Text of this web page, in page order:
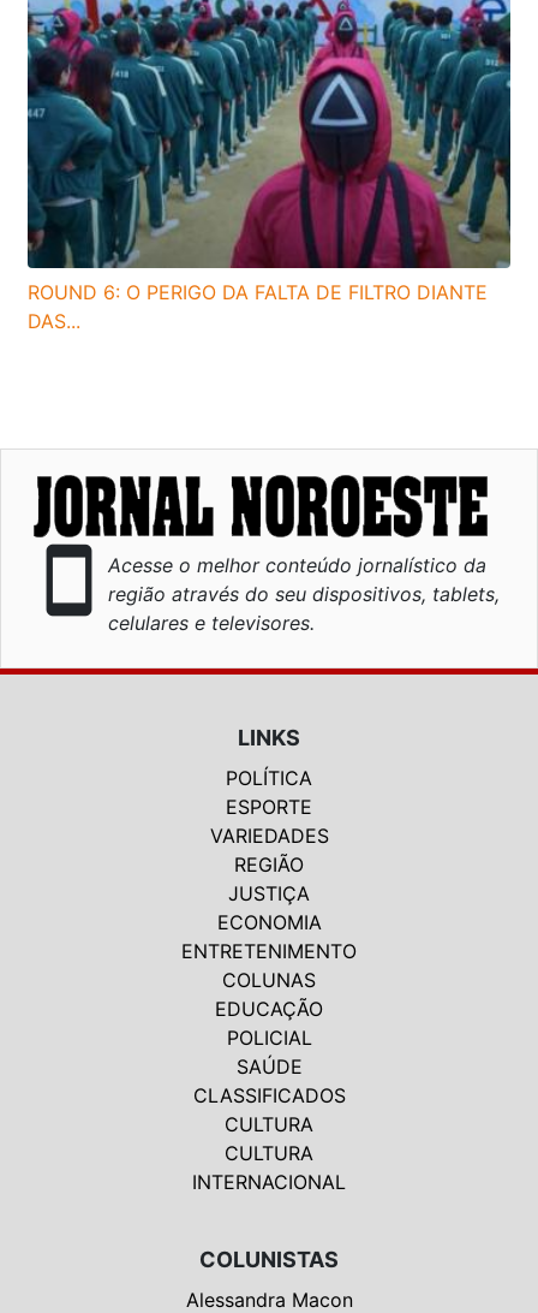
ROUND 6: O PERIGO DA FALTA DE FILTRO DIANTE
DAS...
smartphone
Acesse o melhor conteúdo jornalístico da
região através do seu dispositivos, tablets,
celulares e televisores.
LINKS
POLÍTICA
ESPORTE
VARIEDADES
REGIÃO
JUSTIÇA
ECONOMIA
ENTRETENIMENTO
COLUNAS
EDUCAÇÃO
POLICIAL
SAÚDE
CLASSIFICADOS
CULTURA
CULTURA
INTERNACIONAL
COLUNISTAS
Alessandra Macon